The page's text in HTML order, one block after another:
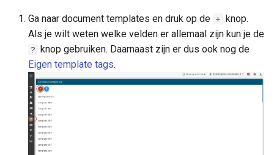
Ga naar document templates en druk op de + knop.
Als je wilt weten welke velden er allemaal zijn kun je de
? knop gebruiken. Daarnaast zijn er dus ook nog de
Eigen template tags.